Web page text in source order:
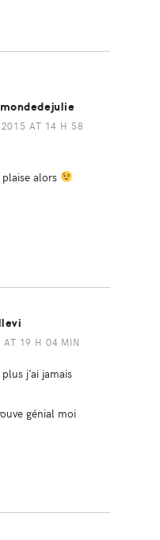
2015 AT 14 H 58
plaise alors
AT 19 H 04 MIN
j’ai jamais
génial moi